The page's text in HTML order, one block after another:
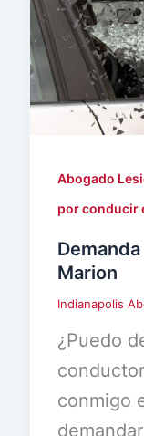
Abogado
por conducir
Marion
Indianapolis
¿Puedo
conmigo